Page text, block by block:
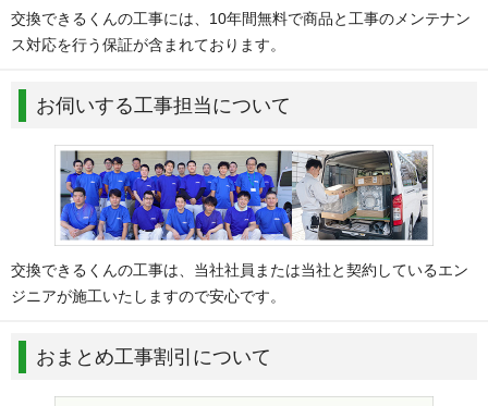
交換できるくんの工事には、10年間無料で商品と工事のメンテナン
ス対応を行う保証が含まれております。
お伺いする工事担当について
交換できるくんの工事は、当社社員または当社と契約しているエン
ジニアが施工いたしますので安心です。
おまとめ工事割引について